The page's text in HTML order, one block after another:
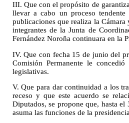
III. Que con el propósito de
llevar a cabo un proceso
publicaciones que realiza la
integrantes de la Junta de
Fernández Noroña continuara en la
IV. Que con fecha 15 de junio del
Comisión Permanente le
legislativas.
V. Que para dar continuidad a los
receso y que este acuerdo se
Diputados, se propone que, hasta
asuma las funciones de la